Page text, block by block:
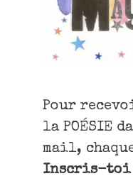
Pour
la POÉSIE
mail, chaque
Inscris-toi